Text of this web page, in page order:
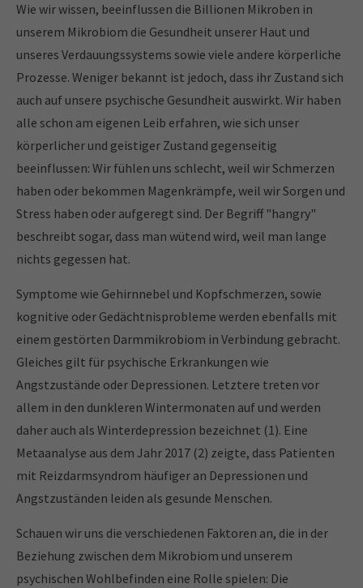
Wie wir wissen, beeinflussen die Billionen Mikroben in
unserem Mikrobiom die Gesundheit unserer Haut und
unseres Verdauungssystems sowie viele andere körperliche
Prozesse. Weniger bekannt ist jedoch, dass ihr Zustand sich
auch auf unsere psychische Gesundheit auswirkt. Wir haben
alle schon am eigenen Leib erfahren, wie sich unser
körperlicher und geistiger Zustand gegenseitig
beeinflussen: Wir fühlen uns schlecht, weil wir Schmerzen
haben oder bekommen Magenkrämpfe, weil wir Sorgen und
Stress haben oder aufgeregt sind. Der Begriff "hangry"
beschreibt sogar, dass man wütend wird, weil man lange
nichts gegessen hat.
Symptome wie Gehirnnebel und Kopfschmerzen, sowie
kognitive oder Gedächtnisprobleme werden ebenfalls mit
einem gestörten Darmmikrobiom in Verbindung gebracht.
Gleiches gilt für psychische Erkrankungen wie
Angstzustände oder Depressionen. Letztere treten vor
allem in den dunkleren Wintermonaten auf und werden
daher auch als Winterdepression bezeichnet (1). Eine
Metaanalyse aus dem Jahr 2017 (2) zeigte, dass Patienten
mit Reizdarmsyndrom häufiger an Depressionen und
Angstzuständen leiden als gesunde Menschen.
Schauen wir uns die verschiedenen Faktoren an, die in der
Beziehung zwischen dem Mikrobiom und unserem
psychischen Wohlbefinden eine Rolle spielen: Die